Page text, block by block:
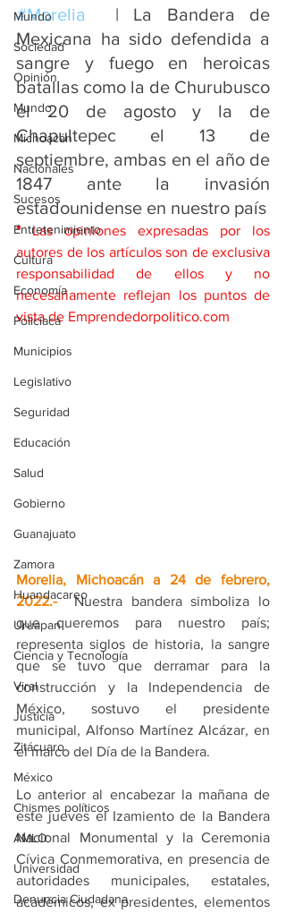
Mundo
Sociedad
Opinión
Mundo
Michoacán
Nacionales
Sucesos
Entretenimiento
Cultura
Economía
Policíaca
Municipios
Legislativo
Seguridad
Educación
Salud
Gobierno
Guanajuato
Zamora
Huandacareo
Uruapan
Ciencia y Tecnología
Viral
Justicia
Zitácuaro
México
Chismes políticos
AMLO
Universidad
Denuncia Ciudadana
#Morelia
  | La Bandera de
Mexicana ha sido defendida a
sangre y fuego en heroicas
batallas como la de Churubusco
el 20 de agosto y la de
Chapultepec el 13 de
septiembre, ambas en el año de
1847 ante la invasión
estadounidense en nuestro país
* Las opiniones expresadas por los
autores de los artículos son de exclusiva
responsabilidad de ellos y no
necesariamente reflejan los puntos de
vista de Emprendedorpolitico.com
Morelia, Michoacán a 24 de febrero,
2022.- Nuestra bandera simboliza lo
que queremos para nuestro país;
representa siglos de historia, la sangre
que se tuvo que derramar para la
construcción y la Independencia de
México, sostuvo el presidente
municipal, Alfonso Martínez Alcázar, en
el marco del Día de la Bandera.
Lo anterior al encabezar la mañana de
este jueves el Izamiento de la Bandera
Nacional Monumental y la Ceremonia
Cívica Conmemorativa, en presencia de
autoridades municipales, estatales,
académicos, ex presidentes, elementos